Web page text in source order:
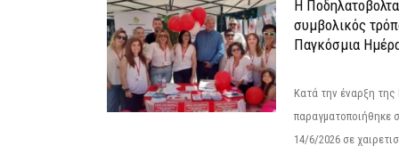
Η Ποδηλατοβολτα
συμβολικός
Παγκόσμια
Κατά την έναρξη
παραγματοποιήθηκε
14/6/2026 σε